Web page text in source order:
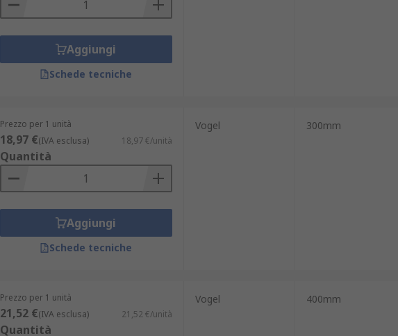
Aggiungi
Schede tecniche
Prezzo per 1 unità
18,97 €(IVA esclusa) 18,97 €/unità
Quantità
Aggiungi
Schede tecniche
Vogel 300mm
Prezzo per 1 unità
21,52 €(IVA esclusa) 21,52 €/unità
Quantità
Vogel 400mm